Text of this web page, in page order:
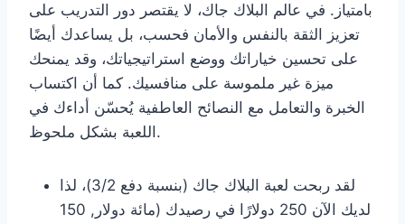
بامتياز. في عالم البلاك جاك، لا يقتصر دور التدريب على
تعزيز الثقة بالنفس والأمان فحسب، بل يساعدك أيضًا
على تحسين خياراتك ووضع استراتيجياتك، وقد يمنحك
ميزة غير ملموسة على منافسيك. كما أن اكتساب
الخبرة والتعامل مع النصائح العاطفية يُحسّن أداءك في
اللعبة بشكل ملحوظ.
لقد ربحت لعبة البلاك جاك (بنسبة دفع 3/2)، لذا
لديك الآن 250 دولارًا في رصيدك (مائة دولار, 150